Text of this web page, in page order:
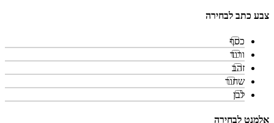
צבע כתב לבחירה
כסף
ורוד
זהב
שחור
לבן
אלמנט לבחירה